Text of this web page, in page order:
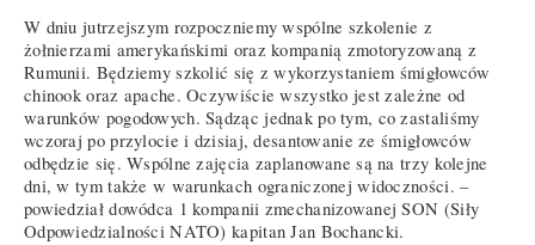
W dniu jutrzejszym rozpoczniemy wspólne szkolenie z
żołnierzami amerykańskimi oraz kompanią zmotoryzowaną z
Rumunii. Będziemy szkolić się z wykorzystaniem śmigłowców
chinook oraz apache. Oczywiście wszystko jest zależne od
warunków pogodowych. Sądząc jednak po tym, co zastaliśmy
wczoraj po przylocie i dzisiaj, desantowanie ze śmigłowców
odbędzie się. Wspólne zajęcia zaplanowane są na trzy kolejne
dni, w tym także w warunkach ograniczonej widoczności. –
powiedział dowódca 1 kompanii zmechanizowanej SON (Siły
Odpowiedzialności NATO) kapitan Jan Bochancki.